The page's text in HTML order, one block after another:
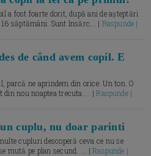
a fost foarte dorit, după ani de așteptări
săptămâni. Sunt însărc... | Raspunde |
de când avem copil. E
parcă ne aprindem din orice. Un ton. O
din nou noaptea trecuta.... |Raspunde |
cuplu, nu doar parinti
cupluri descoperă ceva ce nu se
mută pe plan secund. ... |Raspunde |